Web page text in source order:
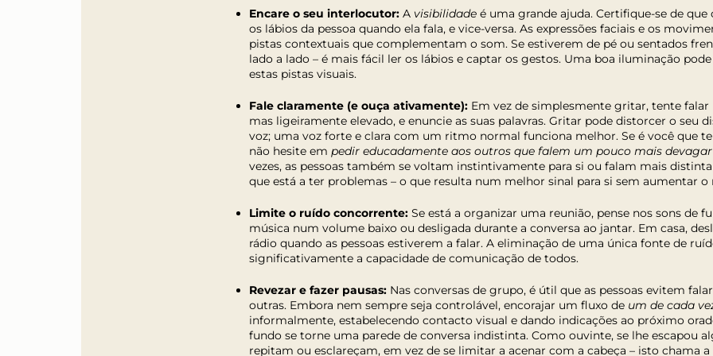
Encare o seu interlocutor: A visibilidade é uma grande ajuda. Certifique-se de
os lábios da pessoa quando ela fala, e vice-versa. As expressões faciais e os
pistas contextuais que complementam o som. Se estiverem de pé ou sentados
lado a lado – é mais fácil ler os lábios e captar os gestos. Uma boa iluminação
estas pistas visuais.
Fale claramente (e ouça ativamente): Em vez de simplesmente gritar, tente
mas ligeiramente elevado, e enuncie as suas palavras. Gritar pode distorcer o seu
voz; uma voz forte e clara com um ritmo normal funciona melhor. Se é você que
não hesite em pedir educadamente aos outros que falem um pouco mais
vezes, as pessoas também se voltam instintivamente para si ou falam mais
que está a ter problemas – o que resulta num melhor sinal para si sem aumentar o
Limite o ruído concorrente: Se está a organizar uma reunião, pense nos sons de
música num volume baixo ou desligada durante a conversa ao jantar. Em casa,
rádio quando as pessoas estiverem a falar. A eliminação de uma única fonte de
significativamente a capacidade de comunicação de todos.
Revezar e fazer pausas: Nas conversas de grupo, é útil que as pessoas evitem
outras. Embora nem sempre seja controlável, encorajar um fluxo de um de cada
informalmente, estabelecendo contacto visual e dando indicações ao próximo
fundo se torne uma parede de conversa indistinta. Como ouvinte, se lhe escapou
repitam ou esclareçam, em vez de se limitar a acenar com a cabeça – isto chama